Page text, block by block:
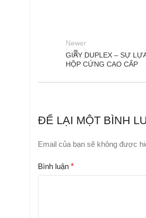
Newer
GIẤY DUPLEX – SỰ
HỘP CỨNG CAO CẤP
ĐỂ LẠI MỘT BÌNH
Email của bạn sẽ không được
Bình luận *